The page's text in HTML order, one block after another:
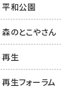
平和公園
森のとこやさん
再生
再生フォーラム